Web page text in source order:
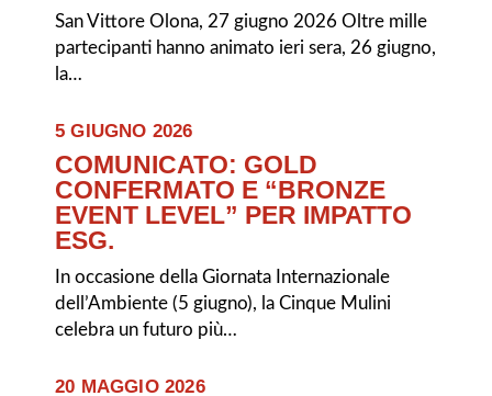
San Vittore Olona, 27 giugno 2026 Oltre mille
partecipanti hanno animato ieri sera, 26 giugno,
la…
5 GIUGNO 2026
COMUNICATO: GOLD
CONFERMATO E “BRONZE
EVENT LEVEL” PER IMPATTO
ESG.
In occasione della Giornata Internazionale
dell’Ambiente (5 giugno), la Cinque Mulini
celebra un futuro più…
20 MAGGIO 2026